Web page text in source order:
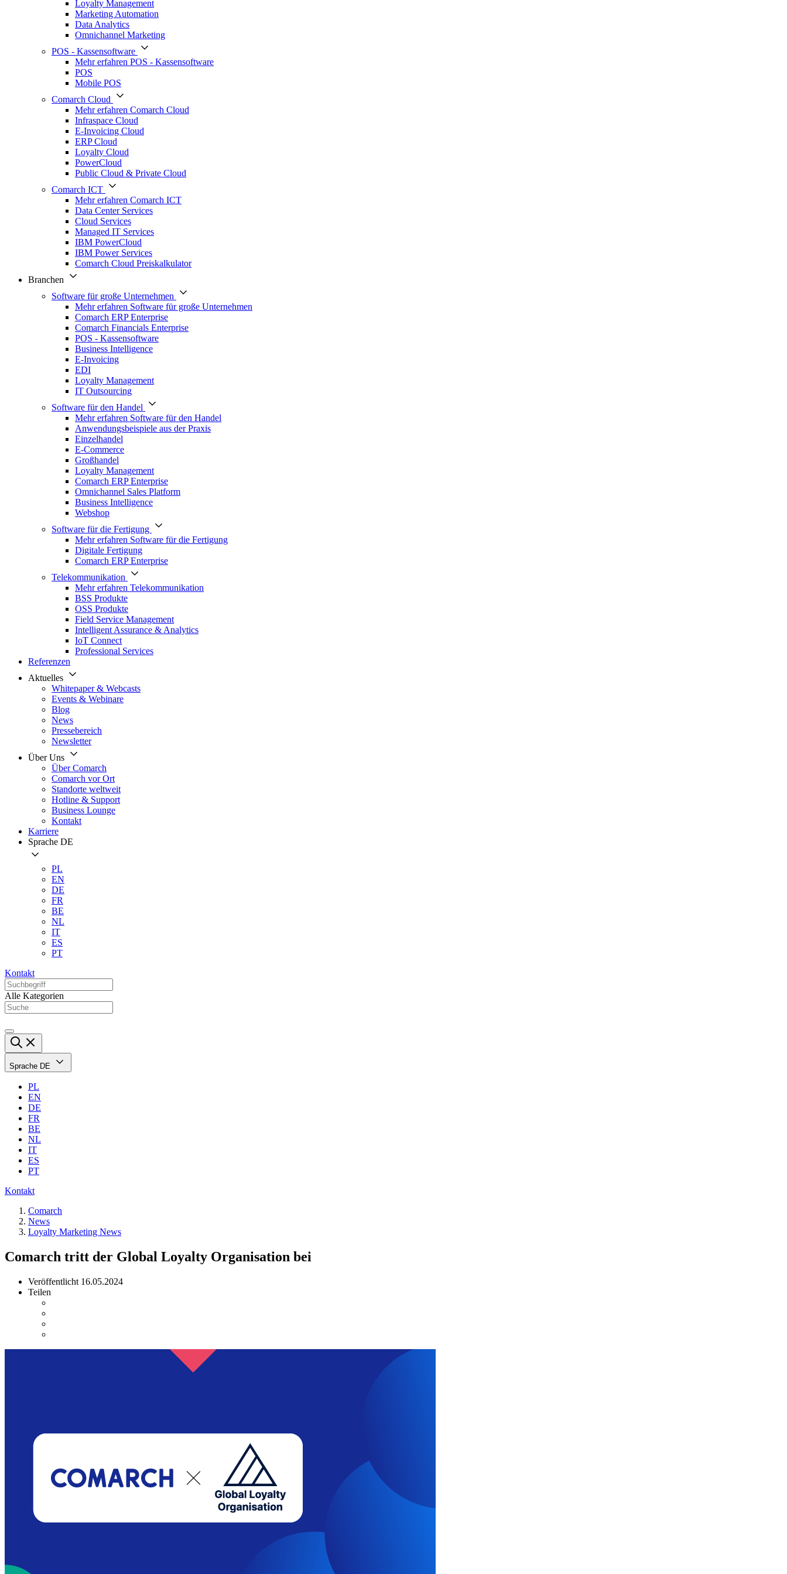
Loyalty Management
Marketing Automation
Data Analytics
Omnichannel Marketing
POS - Kassensoftware
Mehr erfahren POS - Kassensoftware
POS
Mobile POS
Comarch Cloud
Mehr erfahren Comarch Cloud
Infraspace Cloud
E-Invoicing Cloud
ERP Cloud
Loyalty Cloud
PowerCloud
Public Cloud & Private Cloud
Comarch ICT
Mehr erfahren Comarch ICT
Data Center Services
Cloud Services
Managed IT Services
IBM PowerCloud
IBM Power Services
Comarch Cloud Preiskalkulator
Branchen
Software für große Unternehmen
Mehr erfahren Software für große Unternehmen
Comarch ERP Enterprise
Comarch Financials Enterprise
POS - Kassensoftware
Business Intelligence
E-Invoicing
EDI
Loyalty Management
IT Outsourcing
Software für den Handel
Mehr erfahren Software für den Handel
Anwendungsbeispiele aus der Praxis
Einzelhandel
E-Commerce
Großhandel
Loyalty Management
Comarch ERP Enterprise
Omnichannel Sales Platform
Business Intelligence
Webshop
Software für die Fertigung
Mehr erfahren Software für die Fertigung
Digitale Fertigung
Comarch ERP Enterprise
Telekommunikation
Mehr erfahren Telekommunikation
BSS Produkte
OSS Produkte
Field Service Management
Intelligent Assurance & Analytics
IoT Connect
Professional Services
Referenzen
Aktuelles
Whitepaper & Webcasts
Events & Webinare
Blog
News
Pressebereich
Newsletter
Über Uns
Über Comarch
Comarch vor Ort
Standorte weltweit
Hotline & Support
Business Lounge
Kontakt
Karriere
Sprache DE
PL
EN
DE
FR
BE
NL
IT
ES
PT
Kontakt
Alle Kategorien
Sprache DE
PL
EN
DE
FR
BE
NL
IT
ES
PT
Kontakt
Comarch
News
Loyalty Marketing News
Comarch tritt der Global Loyalty Organisation bei
Veröffentlicht 16.05.2024
Teilen